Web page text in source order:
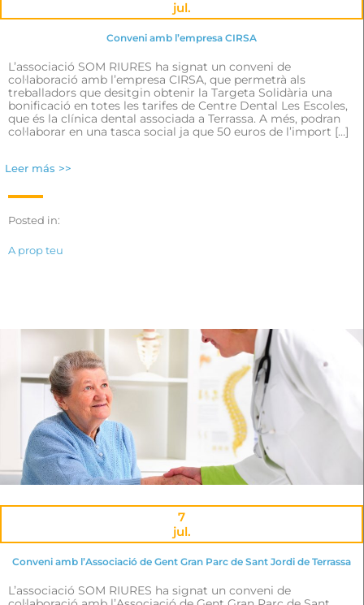
jul.
Conveni amb l’empresa CIRSA
L’associació SOM RIURES ha signat un conveni de
col·laboració amb l’empresa CIRSA, que permetrà als
treballadors que desitgin obtenir la Targeta Solidària una
bonificació en totes les tarifes de Centre Dental Les Escoles,
que és la clínica dental associada a Terrassa. A més, podran
col·laborar en una tasca social ja que 50 euros de l’import […]
Leer más >>
Posted in:
A prop teu
7
jul.
Conveni amb l’Associació de Gent Gran Parc de Sant Jordi de Terrassa
L’associació SOM RIURES ha signat un conveni de